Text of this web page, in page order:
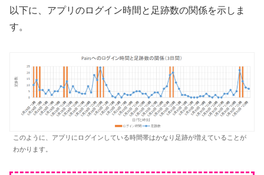
以下に、アプリのログイン時間と足跡数の関係を示しま
す。
このように、アプリにログインしている時間帯はかなり足跡が増えていることが
わかります。